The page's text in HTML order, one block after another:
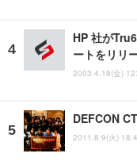
HP 社が
ートをリリ
2003.4.18(金)
DEFCON
2011.8.9(火)